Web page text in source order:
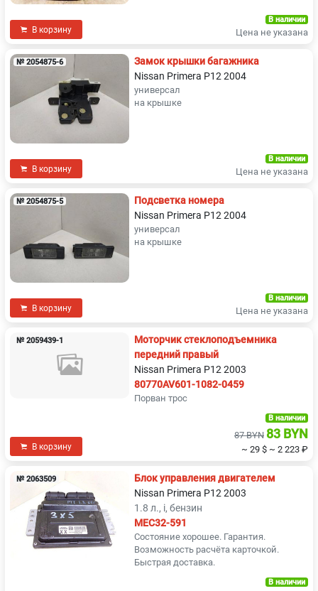
В корзину
В наличии
Цена не указана
№ 2054875-6
Замок крышки багажника
Nissan Primera P12 2004
универсал
на крышке
В корзину
В наличии
Цена не указана
№ 2054875-5
Подсветка номера
Nissan Primera P12 2004
универсал
на крышке
В корзину
В наличии
Цена не указана
№ 2059439-1
Моторчик стеклоподъемника
передний правый
Nissan Primera P12 2003
80770AV601-1082-0459
Порван трос
В корзину
В наличии
87 BYN 83 BYN
~ 29 $ ~ 2 223 ₽
№ 2063509
Блок управления двигателем
Nissan Primera P12 2003
1.8 л., i, бензин
MEC32-591
Состояние хорошее. Гарантия.
Возможность расчёта карточкой.
Быстрая доставка.
В наличии